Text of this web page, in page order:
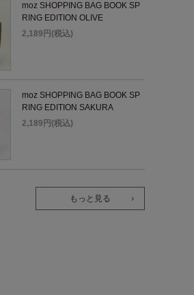
moz SHOPPING BAG BOOK SP
RING EDITION OLIVE
2,189円(税込)
moz SHOPPING BAG BOOK SP
RING EDITION SAKURA
2,189円(税込)
もっと見る